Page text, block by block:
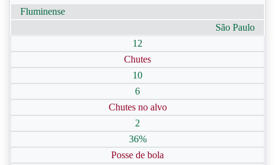
Fluminense
São Paulo
12
Chutes
10
6
Chutes no alvo
2
36%
Posse de bola